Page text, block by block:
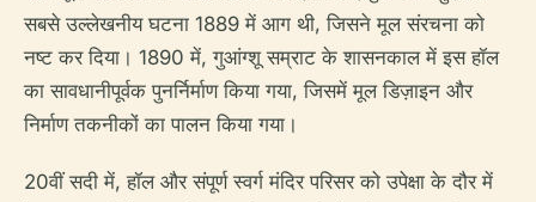
सबसे उल्लेखनीय घटना 1889 में आग थी, जिसने मूल संरचना को
नष्ट कर दिया। 1890 में, गुआंग्शू सम्राट के शासनकाल में इस हॉल
का सावधानीपूर्वक पुनर्निर्माण किया गया, जिसमें मूल डिज़ाइन और
निर्माण तकनीकों का पालन किया गया।
20वीं सदी में, हॉल और संपूर्ण स्वर्ग मंदिर परिसर को उपेक्षा के दौर में